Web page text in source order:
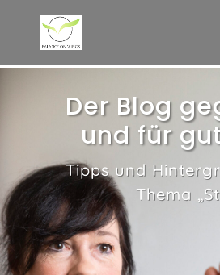
Der Blog
und für
Tipps und
Thema